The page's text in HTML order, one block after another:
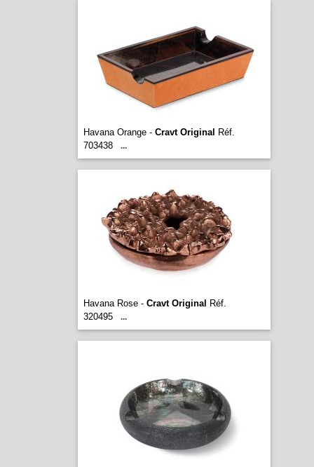
Havana Orange - Cravt Original Réf.
703438
...
Havana Rose - Cravt Original Réf.
320495
...